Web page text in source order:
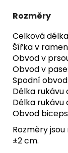
Rozměry
Celková
Šířka v
Obvod v
Obvod v
Spodní
Délka
Délka rukávu
Obvod
Rozměry
±2 cm.